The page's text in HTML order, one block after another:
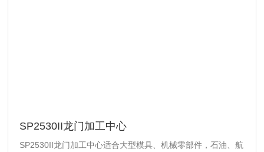
SP2530II龙门加工中心
SP2530II龙门加工中心适合大型模具、机械零部件，石油、航